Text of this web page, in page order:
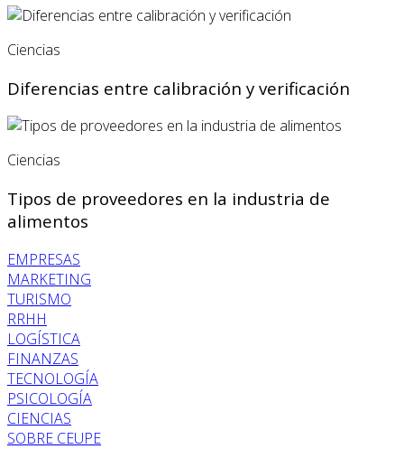
Ciencias
Diferencias entre calibración y verificación
Ciencias
Tipos de proveedores en la industria de
alimentos
EMPRESAS
MARKETING
TURISMO
RRHH
LOGÍSTICA
FINANZAS
TECNOLOGÍA
PSICOLOGÍA
CIENCIAS
SOBRE CEUPE